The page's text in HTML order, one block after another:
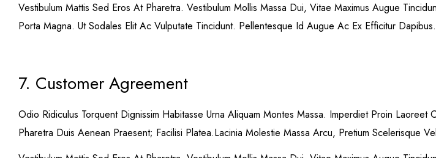
Vestibulum Mattis Sed Eros At Pharetra. Vestibulum Mollis Massa Dui, Vitae Maximus Augue
Porta Magna. Ut Sodales Elit Ac Vulputate Tincidunt. Pellentesque Id Augue Ac Ex Efficitur Dapibus.
7. Customer Agreement
Odio Ridiculus Torquent Dignissim Habitasse Urna Aliquam Montes Massa. Imperdiet Proin Laoreet
Pharetra Duis Aenean Praesent; Facilisi Platea.Lacinia Molestie Massa Arcu, Pretium Scelerisque